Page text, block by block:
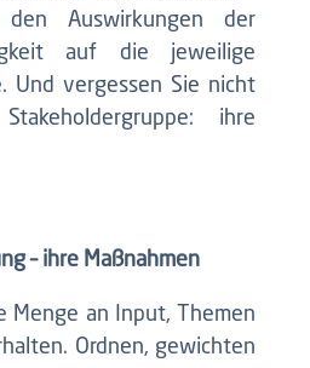
Auswirkungen der
auf die jeweilige
Und vergessen Sie nicht
ihre
– ihre Maßnahmen
Menge an Input, Themen
Ordnen, gewichten